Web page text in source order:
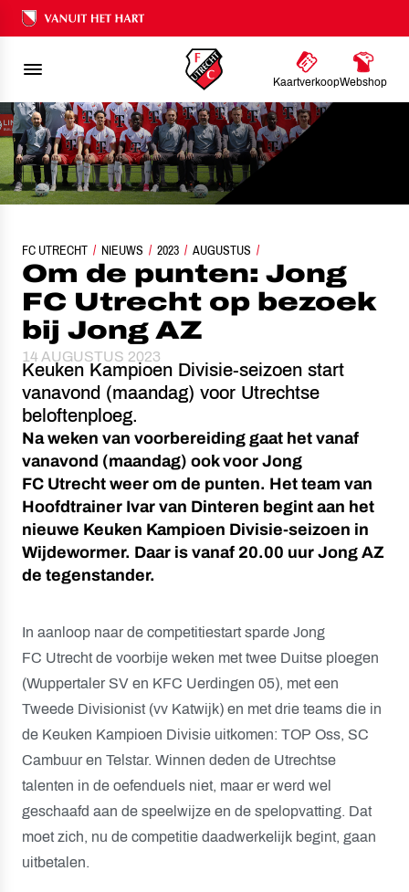
Ons nalatenschap
KaartverkoopWebshop
FC UTRECHT NIEUWS 2023 AUGUSTUS
OM DE PUNTEN: JONG FC UTRECHT OP BEZOEK BIJ JONG
Om de punten: Jong
FC Utrecht op bezoek
bij Jong AZ
14 AUGUSTUS 2023
Keuken Kampioen Divisie-seizoen start
vanavond (maandag) voor Utrechtse
beloftenploeg.
Na weken van voorbereiding gaat het vanaf
vanavond (maandag) ook voor Jong
FC Utrecht weer om de punten. Het team van
Hoofdtrainer Ivar van Dinteren begint aan het
nieuwe Keuken Kampioen Divisie-seizoen in
Wijdewormer. Daar is vanaf 20.00 uur Jong AZ
de tegenstander.
In aanloop naar de competitiestart sparde Jong
FC Utrecht de voorbije weken met twee Duitse ploegen
(Wuppertaler SV en KFC Uerdingen 05), met een
Tweede Divisionist (vv Katwijk) en met drie teams die in
de Keuken Kampioen Divisie uitkomen: TOP Oss, SC
Cambuur en Telstar. Winnen deden de Utrechtse
talenten in de oefenduels niet, maar er werd wel
geschaafd aan de speelwijze en de spelopvatting. Dat
moet zich, nu de competitie daadwerkelijk begint, gaan
uitbetalen.